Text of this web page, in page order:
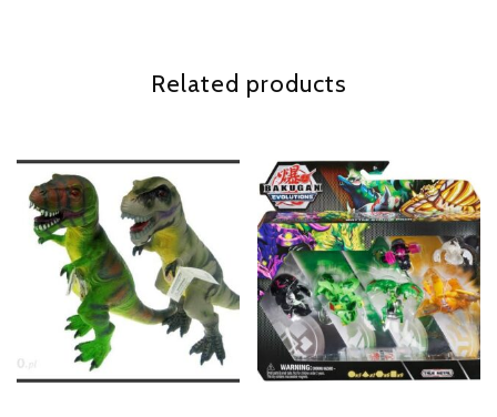
Related products